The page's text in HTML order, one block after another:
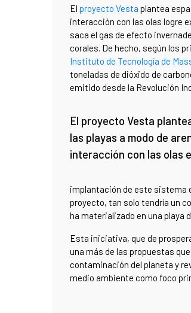
El proyecto Vesta plantea
interacción con las olas logre
saca el gas de efecto
corales. De hecho, según los
Instituto de Tecnología de
toneladas de dióxido de
emitido desde la Revolución
El proyecto Vesta
las playas a modo de
interacción con las olas
implantación de este sistema
proyecto, tan solo tendría un
ha materializado en una playa
Esta iniciativa, que de
una más de las propuestas
contaminación del planeta y
medio ambiente como foco